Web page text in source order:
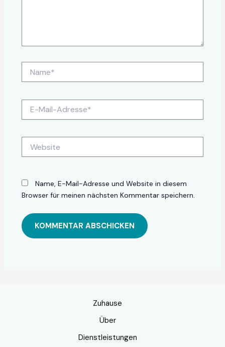
Mail-
Name, E-Mail-Adresse und Website in diesem
Browser für meinen nächsten Kommentar speichern.
Zuhause
Über
Dienstleistungen